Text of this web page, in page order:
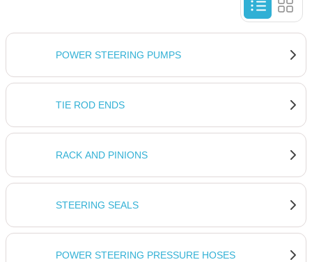
POWER STEERING PUMPS
TIE ROD ENDS
RACK AND PINIONS
STEERING SEALS
POWER STEERING PRESSURE HOSES